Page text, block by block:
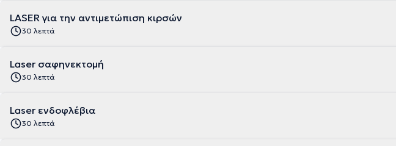
LASER για την αντιμετώπιση κιρσών
30 λεπτά
Laser σαφηνεκτομή
30 λεπτά
Laser ενδοφλέβια
30 λεπτά